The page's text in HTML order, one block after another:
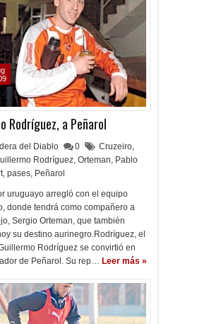
Rodríguez, a Peñarol
del Diablo 0 Cruzeiro,
Rodríguez, Orteman, Pablo
, pases, Peñarol
uruguayo arregló con el equipo
donde tendrá como compañero a
Sergio Orteman, que también
su destino aurinegro.Rodríguez, el
Rodríguez se convirtió en
de Peñarol. Su rep… Leer más »